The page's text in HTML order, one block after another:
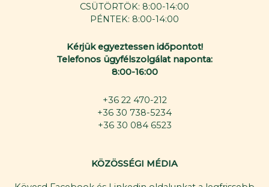
CSÜTÖRTÖK: 8:00-14:00
PÉNTEK: 8:00-14:00
Kérjük egyeztessen időpontot!
Telefonos ügyfélszolgálat naponta:
8:00-16:00
+36 22 470-212
+36 30 738-5234
+36 30 084 6523
KÖZÖSSÉGI MÉDIA